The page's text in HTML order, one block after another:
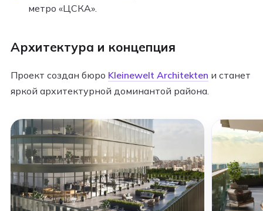
метро «ЦСКА».
Архитектура и концепция
Проект создан бюро Kleinewelt Architekten и станет
яркой архитектурной доминантой района.